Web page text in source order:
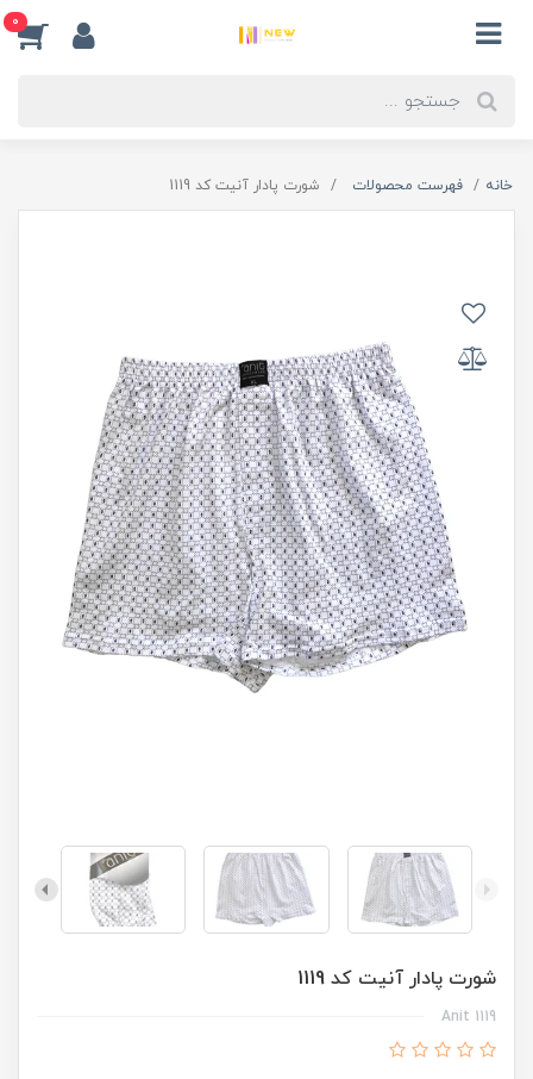
0
خانه فهرست محصولات شورت پادار آنیت کد 1119
شورت پادار آنیت کد 1119
Anit 1119